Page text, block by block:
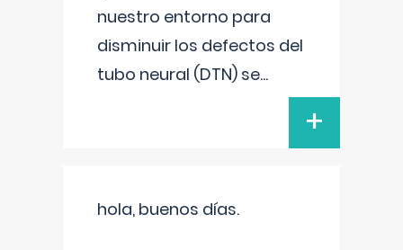
nuestro entorno para
disminuir los defectos del
tubo neural (DTN) se...
+
hola, buenos días.